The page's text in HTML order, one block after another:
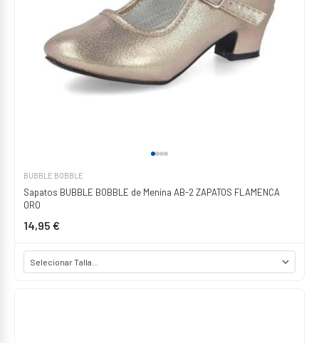
BUBBLE BOBBLE
Sapatos BUBBLE BOBBLE de Menina AB-2 ZAPATOS FLAMENCA
ORO
14,95 €